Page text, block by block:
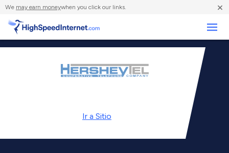
We may earn moneywhen you click our links. ×
Ir a Sitio